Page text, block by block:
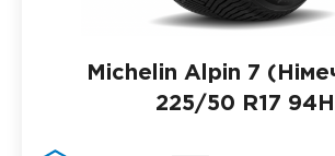
Michelin Alpin 7
225/50 R17 94H